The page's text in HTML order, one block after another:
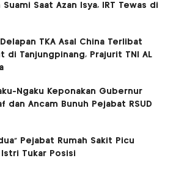
Saat Azan Isya, IRT Tewas di
TKA Asal China Terlibat
di Tanjungpinang, Prajurit TNI AL
Ngaku Keponakan Gubernur
dan Ancam Bunuh Pejabat RSUD
Pejabat Rumah Sakit Picu
Tukar Posisi